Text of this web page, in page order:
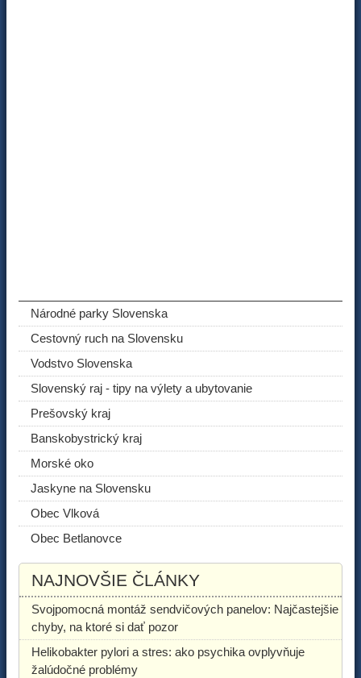
Národné parky Slovenska
Cestovný ruch na Slovensku
Vodstvo Slovenska
Slovenský raj - tipy na výlety a ubytovanie
Prešovský kraj
Banskobystrický kraj
Morské oko
Jaskyne na Slovensku
Obec Vlková
Obec Betlanovce
NAJNOVŠIE ČLÁNKY
Svojpomocná montáž sendvičových panelov: Najčastejšie
chyby, na ktoré si dať pozor
Helikobakter pylori a stres: ako psychika ovplyvňuje
žalúdočné problémy